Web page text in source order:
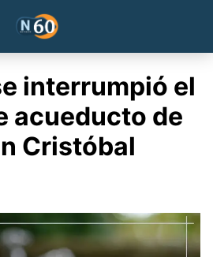
interrumpió el
acueducto de
Cristóbal